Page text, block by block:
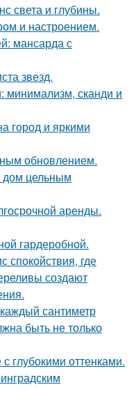
света и глубины.
и настроением.
мансарда с
звезд.
минимализм, сканди и
город и яркими
обновлением.
дом цельным
аренды.
гардеробной.
спокойствия, где
создают
сантиметр
быть не только
глубокими оттенками.